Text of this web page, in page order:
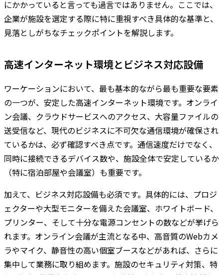
にかかっていると言っても過言ではありません。ここでは、
企業が施設を選定する際に特に重視すべき具体的な基準と、
見落としがちなチェックポイントを解説します。
高速インターネット環境とビジネス対応設備
ワーケーションにおいて、最も基本的ながら最も重要な要素
の一つが、安定した高速インターネット環境です。オンライ
ン会議、クラウドサービスへのアクセス、大容量ファイルの
送受信など、現代のビジネスに不可欠な通信環境が確保され
ているかは、必ず確認すべき点です。通信速度だけでなく、
同時に接続できるデバイス数や、施設全体で安定しているか
（特に宿泊部屋や会議室）も重要です。
加えて、ビジネス対応設備も必須です。具体的には、プロジ
ェクターや大型モニターを備えた会議室、ホワイトボード、
プリンター、そして十分な電源コンセントの数などが挙げら
れます。オンライン会議が主流となる中、高音質のWebカメ
ラやマイク、静音性の高い個室ブースなどがあれば、さらに
集中して業務に取り組めます。施設のセキュリティ対策、特